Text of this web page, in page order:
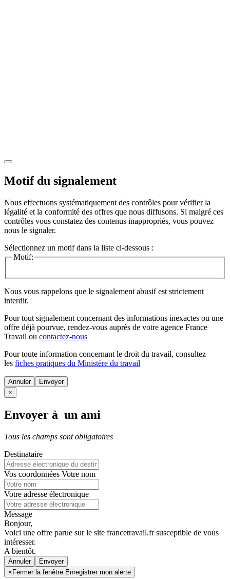
Motif du signalement
Nous effectuons systématiquement des contrôles pour vérifier la
légalité et la conformité des offres que nous diffusons. Si malgré ces
contrôles vous constatez des contenus inappropriés, vous pouvez
nous le signaler.
Sélectionnez un motif dans la liste ci-dessous :
Motif:
Nous vous rappelons que le signalement abusif est strictement
interdit.
Pour tout signalement concernant des informations inexactes ou une
offre déjà pourvue, rendez-vous auprès de votre agence France
Travail ou contactez-nous
Pour toute information concernant le droit du travail, consultez
les fiches pratiques du Ministère du travail
Annuler
×
Envoyer à un ami
Tous les champs sont obligatoires
Destinataire
Vos coordonnées Votre nom
Votre adresse électronique
Message
Bonjour,
Voici une offre parue sur le site francetravail.fr susceptible de vous
intéresser.
A bientôt.
Annuler
× Fermer la fenêtre Enregistrer mon alerte